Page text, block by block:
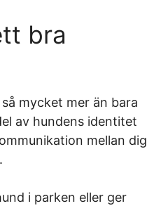
bra
mycket mer än bara
av hundens identitet
mellan dig
i parken eller ger